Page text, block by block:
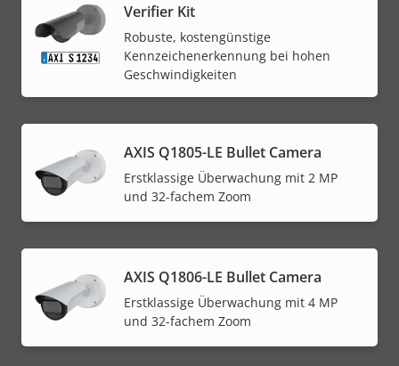
Verifier Kit
Robuste, kostengünstige
Kennzeichenerkennung bei hohen
Geschwindigkeiten
AXIS Q1805-LE Bullet Camera
Erstklassige Überwachung mit 2 MP
und 32-fachem Zoom
AXIS Q1806-LE Bullet Camera
Erstklassige Überwachung mit 4 MP
und 32-fachem Zoom